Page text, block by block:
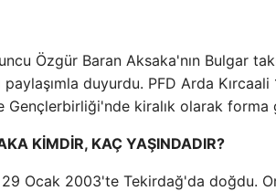
Özgür Baran Aksaka'nın Bulgar
paylaşımla duyurdu. PFD Arda
Gençlerbirliği'nde kiralık olarak forma
KİMDİR, KAÇ YAŞINDADIR?
29 Ocak 2003'te Tekirdağ'da doğdu.